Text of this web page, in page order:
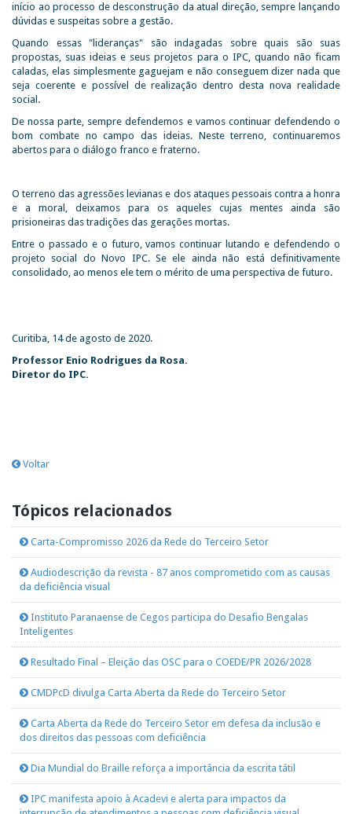
início ao processo de desconstrução da atual direção, sempre lançando
dúvidas e suspeitas sobre a gestão.
Quando essas "lideranças" são indagadas sobre quais são suas
propostas, suas ideias e seus projetos para o IPC, quando não ficam
caladas, elas simplesmente gaguejam e não conseguem dizer nada que
seja coerente e possível de realização dentro desta nova realidade
social.
De nossa parte, sempre defendemos e vamos continuar defendendo o
bom combate no campo das ideias. Neste terreno, continuaremos
abertos para o diálogo franco e fraterno.
O terreno das agressões levianas e dos ataques pessoais contra a honra
e a moral, deixamos para os aqueles cujas mentes ainda são
prisioneiras das tradições das gerações mortas.
Entre o passado e o futuro, vamos continuar lutando e defendendo o
projeto social do Novo IPC. Se ele ainda não está definitivamente
consolidado, ao menos ele tem o mérito de uma perspectiva de futuro.
Curitiba, 14 de agosto de 2020.
Professor Enio Rodrigues da Rosa.
Diretor do IPC.
Voltar
Tópicos relacionados
Carta-Compromisso 2026 da Rede do Terceiro Setor
Audiodescrição da revista - 87 anos comprometido com as causas
da deficiência visual
Instituto Paranaense de Cegos participa do Desafio Bengalas
Inteligentes
Resultado Final – Eleição das OSC para o COEDE/PR 2026/2028
CMDPcD divulga Carta Aberta da Rede do Terceiro Setor
Carta Aberta da Rede do Terceiro Setor em defesa da inclusão e
dos direitos das pessoas com deficiência
Dia Mundial do Braille reforça a importância da escrita tátil
IPC manifesta apoio à Acadevi e alerta para impactos da